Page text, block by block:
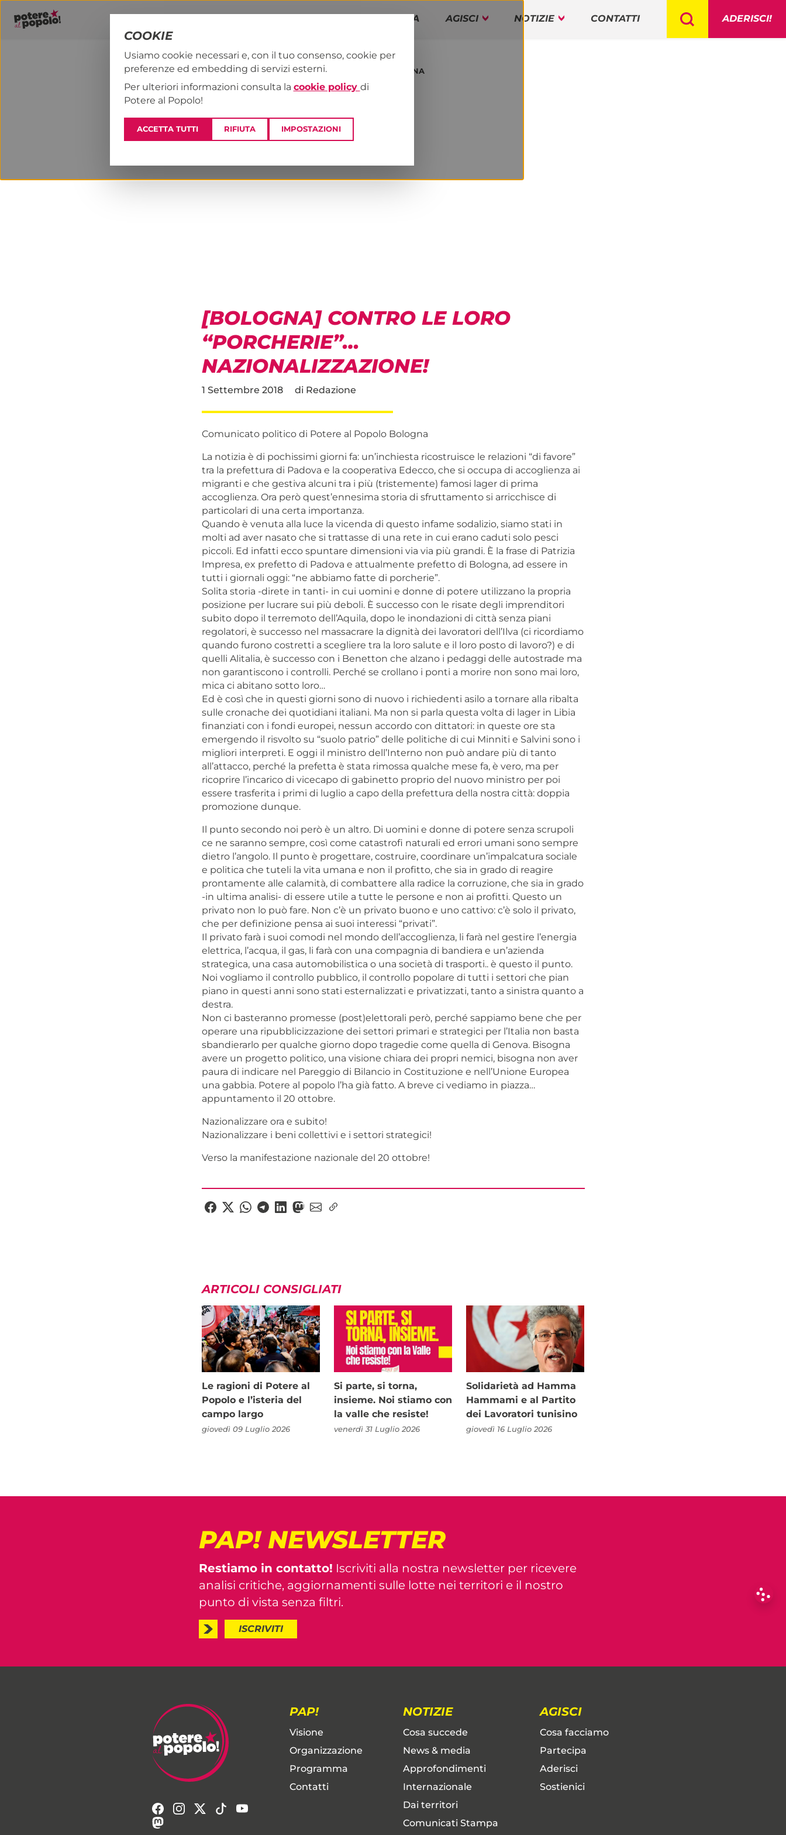
PROGRAMMA AGISCI NOTIZIE CONTATTI ADERISCI!
PAP! NOTIZIE DAI TERRITORI EMILIA-ROMAGNA
[BOLOGNA] CONTRO LE LORO
“PORCHERIE”…
NAZIONALIZZAZIONE!
1 Settembre 2018 di Redazione
Comunicato politico di Potere al Popolo Bologna
La notizia è di pochissimi giorni fa: un’inchiesta ricostruisce le relazioni “di favore”
tra la prefettura di Padova e la cooperativa Edecco, che si occupa di accoglienza ai
migranti e che gestiva alcuni tra i più (tristemente) famosi lager di prima
accoglienza. Ora però quest’ennesima storia di sfruttamento si arricchisce di
particolari di una certa importanza.
Quando è venuta alla luce la vicenda di questo infame sodalizio, siamo stati in
molti ad aver nasato che si trattasse di una rete in cui erano caduti solo pesci
piccoli. Ed infatti ecco spuntare dimensioni via via più grandi. È la frase di Patrizia
Impresa, ex prefetto di Padova e attualmente prefetto di Bologna, ad essere in
tutti i giornali oggi: “ne abbiamo fatte di porcherie”.
Solita storia -direte in tanti- in cui uomini e donne di potere utilizzano la propria
posizione per lucrare sui più deboli. È successo con le risate degli imprenditori
subito dopo il terremoto dell’Aquila, dopo le inondazioni di città senza piani
regolatori, è successo nel massacrare la dignità dei lavoratori dell’Ilva (ci ricordiamo
quando furono costretti a scegliere tra la loro salute e il loro posto di lavoro?) e di
quelli Alitalia, è successo con i Benetton che alzano i pedaggi delle autostrade ma
non garantiscono i controlli. Perché se crollano i ponti a morire non sono mai loro,
mica ci abitano sotto loro…
Ed è così che in questi giorni sono di nuovo i richiedenti asilo a tornare alla ribalta
sulle cronache dei quotidiani italiani. Ma non si parla questa volta di lager in Libia
finanziati con i fondi europei, nessun accordo con dittatori: in queste ore sta
emergendo il risvolto su “suolo patrio” delle politiche di cui Minniti e Salvini sono i
migliori interpreti. E oggi il ministro dell’Interno non può andare più di tanto
all’attacco, perché la prefetta è stata rimossa qualche mese fa, è vero, ma per
ricoprire l’incarico di vicecapo di gabinetto proprio del nuovo ministro per poi
essere trasferita i primi di luglio a capo della prefettura della nostra città: doppia
promozione dunque.
Il punto secondo noi però è un altro. Di uomini e donne di potere senza scrupoli
ce ne saranno sempre, così come catastrofi naturali ed errori umani sono sempre
dietro l’angolo. Il punto è progettare, costruire, coordinare un’impalcatura sociale
e politica che tuteli la vita umana e non il profitto, che sia in grado di reagire
prontamente alle calamità, di combattere alla radice la corruzione, che sia in grado
-in ultima analisi- di essere utile a tutte le persone e non ai profitti. Questo un
privato non lo può fare. Non c’è un privato buono e uno cattivo: c’è solo il privato,
che per definizione pensa ai suoi interessi “privati”.
Il privato farà i suoi comodi nel mondo dell’accoglienza, li farà nel gestire l’energia
elettrica, l’acqua, il gas, li farà con una compagnia di bandiera e un’azienda
strategica, una casa automobilistica o una società di trasporti.. è questo il punto.
Noi vogliamo il controllo pubblico, il controllo popolare di tutti i settori che pian
piano in questi anni sono stati esternalizzati e privatizzati, tanto a sinistra quanto a
destra.
Non ci basteranno promesse (post)elettorali però, perché sappiamo bene che per
operare una ripubblicizzazione dei settori primari e strategici per l’Italia non basta
sbandierarlo per qualche giorno dopo tragedie come quella di Genova. Bisogna
avere un progetto politico, una visione chiara dei propri nemici, bisogna non aver
paura di indicare nel Pareggio di Bilancio in Costituzione e nell’Unione Europea
una gabbia. Potere al popolo l’ha già fatto. A breve ci vediamo in piazza…
appuntamento il 20 ottobre.
Nazionalizzare ora e subito!
Nazionalizzare i beni collettivi e i settori strategici!
Verso la manifestazione nazionale del 20 ottobre!
ARTICOLI CONSIGLIATI
Le ragioni di Potere al
Popolo e l’isteria del
campo largo
giovedì 09 Luglio 2026
Si parte, si torna,
insieme. Noi stiamo con
la valle che resiste!
venerdì 31 Luglio 2026
Solidarietà ad Hamma
Hammami e al Partito
dei Lavoratori tunisino
giovedì 16 Luglio 2026
PAP! NEWSLETTER
Restiamo in contatto! Iscriviti alla nostra newsletter per ricevere
analisi critiche, aggiornamenti sulle lotte nei territori e il nostro
punto di vista senza filtri.
ISCRIVITI
PAP!
Visione
Organizzazione
Programma
Contatti
NOTIZIE
Cosa succede
News & media
Approfondimenti
Internazionale
Dai territori
Comunicati Stampa
AGISCI
Cosa facciamo
Partecipa
Aderisci
Sostienici
COOKIE
Usiamo cookie necessari e, con il tuo consenso, cookie per
preferenze ed embedding di servizi esterni.
Per ulteriori informazioni consulta la cookie policy di
Potere al Popolo!
ACCETTA TUTTI RIFIUTA IMPOSTAZIONI